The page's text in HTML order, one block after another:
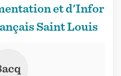
et d'Infor
Saint Louis